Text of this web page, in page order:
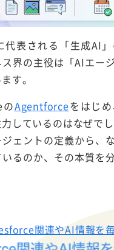
代表される「生成AI」
界の主役は「AIエー
す。
Agentforceをはじ
しているのはなぜで
ェントの定義から、
るのか、その本質を
関連やAI情報を